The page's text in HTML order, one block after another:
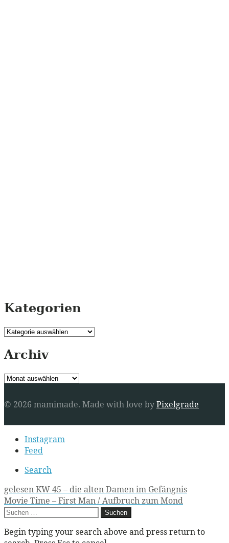
Kategorien
Kategorien
Archiv
Archiv
© 2026 mamimade. Made with love byPixelgrade
Secondary
navigationInstagram
Feed
Search
Post
navigation
gelesen KW 45 – die alten Damen im Gefängnis
Movie Time – First Man / Aufbruch zum Mond
Suchen
Begin typing your search above and press return to